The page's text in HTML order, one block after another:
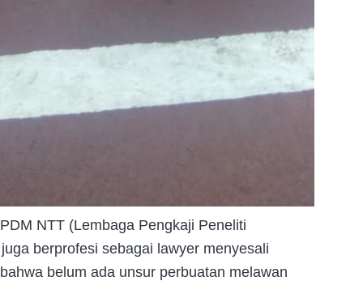
NTT (Lembaga Pengkaji Peneliti
berprofesi sebagai lawyer menyesali
belum ada unsur perbuatan melawan